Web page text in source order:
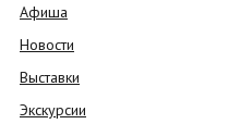
Афиша
Новости
Выставки
Экскурсии